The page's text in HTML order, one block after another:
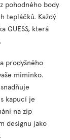
pohodného body
tepláčků. Každý
GUESS, která
prodyšného
miminko.
kapucí je
na zip
designu jako